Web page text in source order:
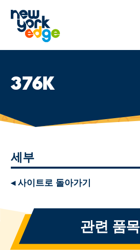
376K
세부
◂ 사이트로 돌아가기
관련 품목